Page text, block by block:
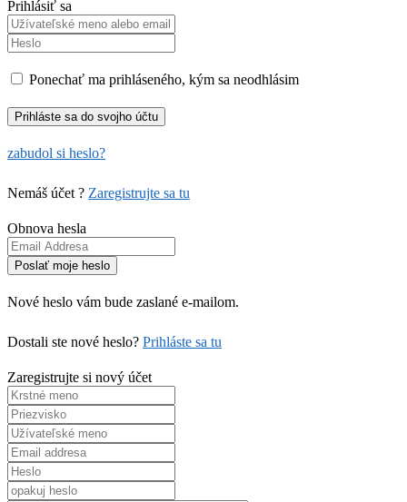
Prihlásiť sa
Ponechať ma prihláseného, kým sa neodhlásim
zabudol si heslo?
Nemáš účet ? Zaregistrujte sa tu
Obnova hesla
Nové heslo vám bude zaslané e-mailom.
Dostali ste nové heslo? Prihláste sa tu
Zaregistrujte si nový účet